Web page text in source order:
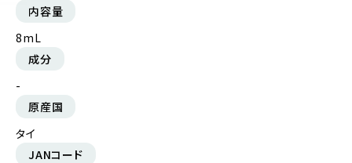
内容量
8mL
成分
-
原産国
タイ
JANコード